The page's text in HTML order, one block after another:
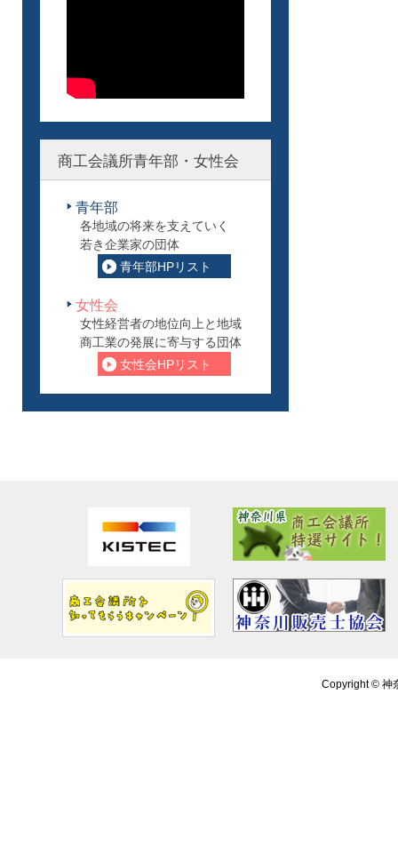
商工会議所青年部・女性会
青年部
各地域の将来を支えていく
若き企業家の団体
青年部HPリスト
女性会
女性経営者の地位向上と地域
商工業の発展に寄与する団体
女性会HPリスト
Copyright © 神